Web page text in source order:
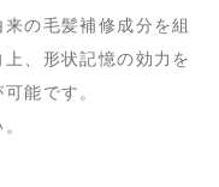
の毛髪補修成分を組
、形状記憶の効力を
能です。